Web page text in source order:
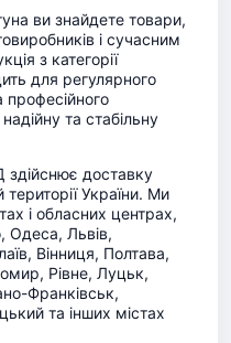
ви знайдете товари,
і сучасним
з категорії
для регулярного
професійного
та стабільну
здійснює доставку
України. Ми
і обласних центрах,
Одеса, Львів,
Вінниця, Полтава,
Рівне, Луцьк,
Франківськ,
та інших містах